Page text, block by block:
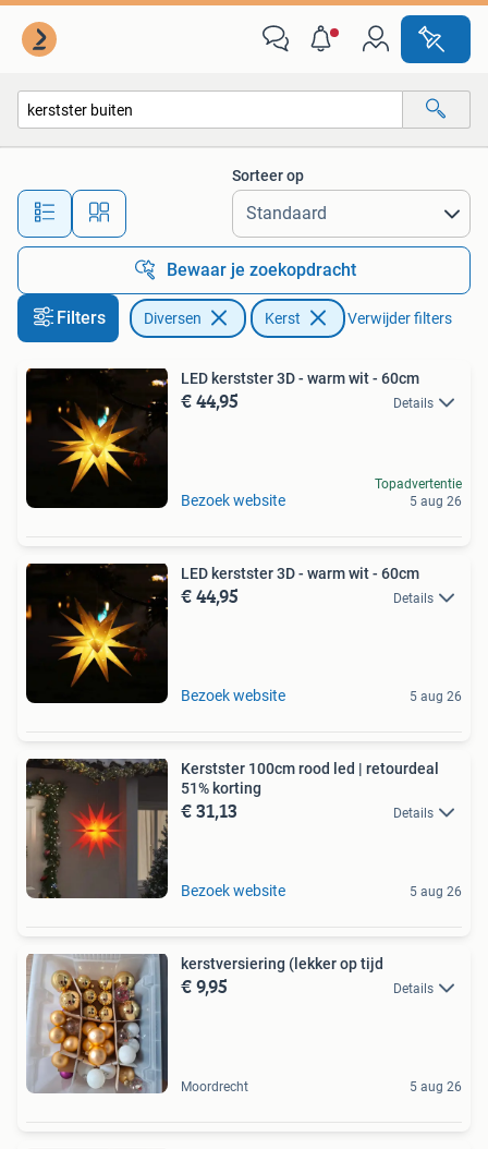
Alle afstanden…
Sorteer op
Bewaar je zoekopdracht
Filters Diversen Kerst Verwijder filters
LED kerstster 3D - warm wit - 60cm
€ 44,95 Details
Bezoek website
Topadvertentie
5 aug 26
LED kerstster 3D - warm wit - 60cm
€ 44,95 Details
Bezoek website 5 aug 26
Kerstster 100cm rood led | retourdeal
51% korting
€ 31,13 Details
Bezoek website 5 aug 26
kerstversiering (lekker op tijd
€ 9,95 Details
Moordrecht 5 aug 26